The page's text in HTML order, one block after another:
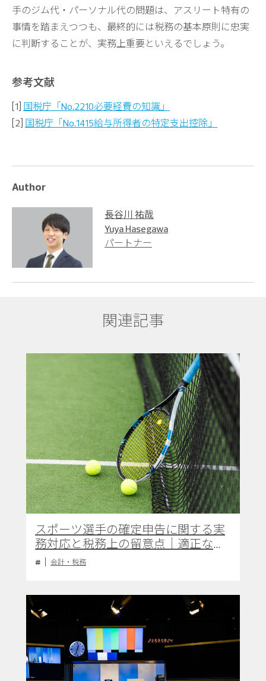
手のジム代・パーソナル代の問題は、アスリート特有の
事情を踏まえつつも、最終的には税務の基本原則に忠実
に判断することが、実務上重要といえるでしょう。
参考文献
[1] 国税庁「No.2210必要経費の知識」
[2] 国税庁「No.1415給与所得者の特定支出控除」
Author
長谷川 祐哉
Yuya Hasegawa
パートナー
関連記事
スポーツ選手の確定申告に関する実
務対応と税務上の留意点｜適正な必
要経費計上と専門家活用の重要性
会計・税務